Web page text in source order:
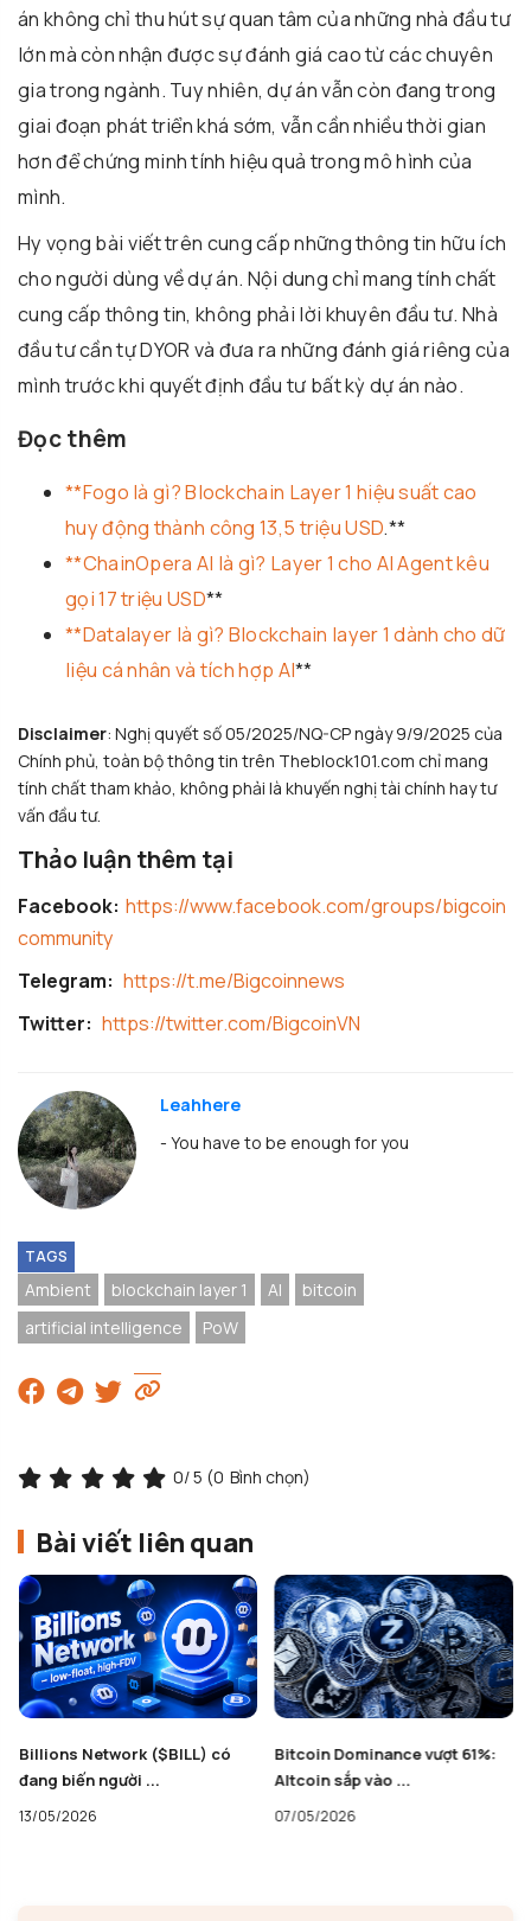
án không chỉ thu hút sự quan tâm của những nhà đầu tư
lớn mà còn nhận được sự đánh giá cao từ các chuyên
gia trong ngành. Tuy nhiên, dự án vẫn còn đang trong
giai đoạn phát triển khá sớm, vẫn cần nhiều thời gian
hơn để chứng minh tính hiệu quả trong mô hình của
mình.
Hy vọng bài viết trên cung cấp những thông tin hữu ích
cho người dùng về dự án. Nội dung chỉ mang tính chất
cung cấp thông tin, không phải lời khuyên đầu tư. Nhà
đầu tư cần tự DYOR và đưa ra những đánh giá riêng của
mình trước khi quyết định đầu tư bất kỳ dự án nào.
Đọc thêm
**Fogo là gì? Blockchain Layer 1 hiệu suất cao
huy động thành công 13,5 triệu USD.**
**ChainOpera AI là gì? Layer 1 cho AI Agent kêu
gọi 17 triệu USD**
**Datalayer là gì? Blockchain layer 1 dành cho dữ
liệu cá nhân và tích hợp AI**
Disclaimer: Nghị quyết số 05/2025/NQ-CP ngày 9/9/2025 của
Chính phủ, toàn bộ thông tin trên Theblock101.com chỉ mang
tính chất tham khảo, không phải là khuyến nghị tài chính hay tư
vấn đầu tư.
Thảo luận thêm tại
Facebook: https://www.facebook.com/groups/bigcoin
community
Telegram: https://t.me/Bigcoinnews
Twitter: https://twitter.com/BigcoinVN
Leahhere
- You have to be enough for you
TAGS
Ambient blockchain layer 1 AI
bitcoin
artificial intelligence
PoW
0/ 5 (0 Bình chọn)
Bài viết liên quan
Billions Network ($BILL) có
đang biến người ...
13/05/2026
Bitcoin Dominance vượt 61%:
Altcoin sắp vào ...
07/05/2026